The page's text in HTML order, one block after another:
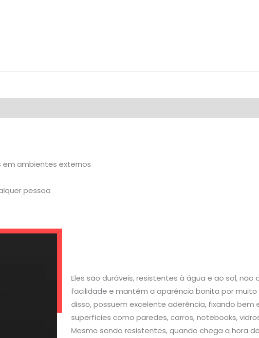
em ambientes externos
pessoa
Eles são duráveis, resistentes à água e ao sol,
facilidade e mantêm a aparência bonita por muito
disso, possuem excelente aderência, fixando bem
superfícies como paredes, carros, notebooks,
Mesmo sendo resistentes, quando chega a hora